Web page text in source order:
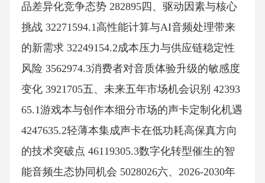
品差异化竞争态势 282895四、驱动因素与核心
挑战 32271594.1高性能计算与AI音频处理带来
的新需求 32249154.2成本压力与供应链稳定性
风险 3562974.3消费者对音质体验升级的敏感度
变化 3921705五、未来五年市场机会识别 42393
65.1游戏本与创作本细分市场的声卡定制化机遇
4247635.2轻薄本集成声卡在低功耗高保真方向
的技术突破点 46119305.3数字化转型催生的智
能音频生态协同机会 5028026六、2026-2030年